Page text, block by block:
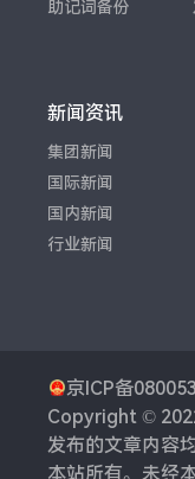
助记词备份
新闻资讯
集团新闻
国际新闻
国内新闻
行业新闻
京ICP备
Copyright ©
发布的文章内容
本站所有。未经